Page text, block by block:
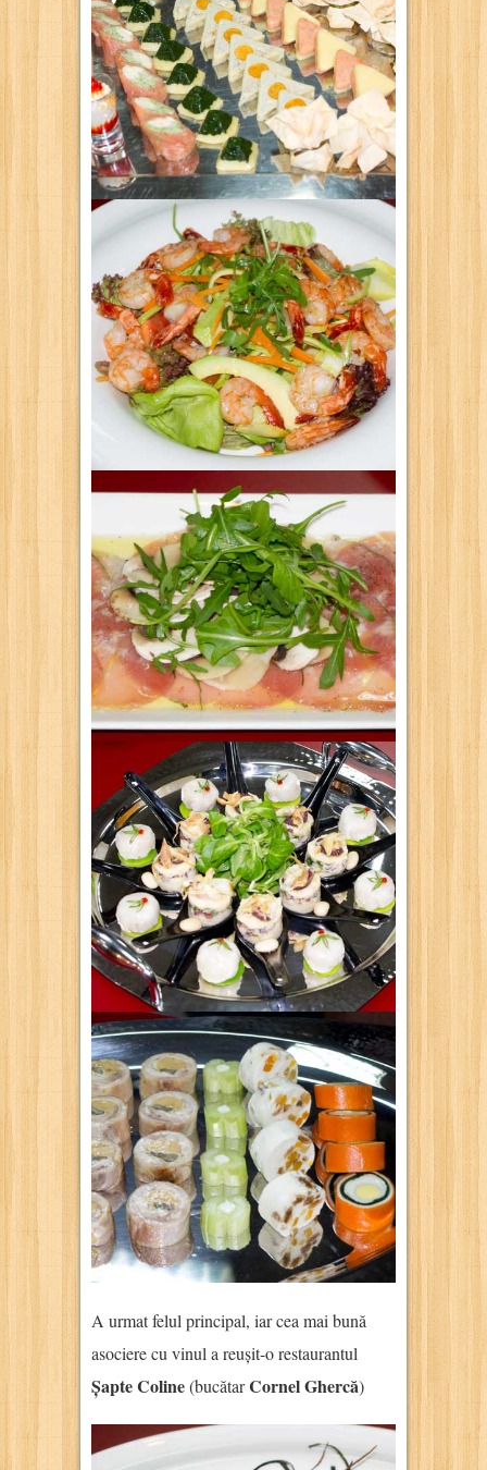
A urmat felul principal, iar cea mai bună
asociere cu vinul a reușit-o restaurantul
Șapte Coline(bucătarCornel Ghercă)